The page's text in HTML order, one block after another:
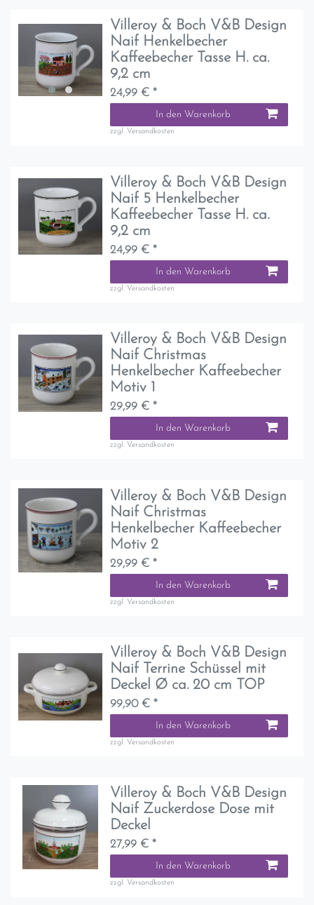
Villeroy & Boch V&B Design
Naif Henkelbecher
Kaffeebecher Tasse H. ca.
9,2 cm
24,99 € *
In den Warenkorb
zzgl. Versandkosten
Villeroy & Boch V&B Design
Naif 5 Henkelbecher
Kaffeebecher Tasse H. ca.
9,2 cm
24,99 € *
In den Warenkorb
zzgl. Versandkosten
Villeroy & Boch V&B Design
Naif Christmas
Henkelbecher Kaffeebecher
Motiv 1
29,99 € *
In den Warenkorb
zzgl. Versandkosten
Villeroy & Boch V&B Design
Naif Christmas
Henkelbecher Kaffeebecher
Motiv 2
29,99 € *
In den Warenkorb
zzgl. Versandkosten
Villeroy & Boch V&B Design
Naif Terrine Schüssel mit
Deckel Ø ca. 20 cm TOP
99,90 € *
In den Warenkorb
zzgl. Versandkosten
Villeroy & Boch V&B Design
Naif Zuckerdose Dose mit
Deckel
27,99 € *
In den Warenkorb
zzgl. Versandkosten